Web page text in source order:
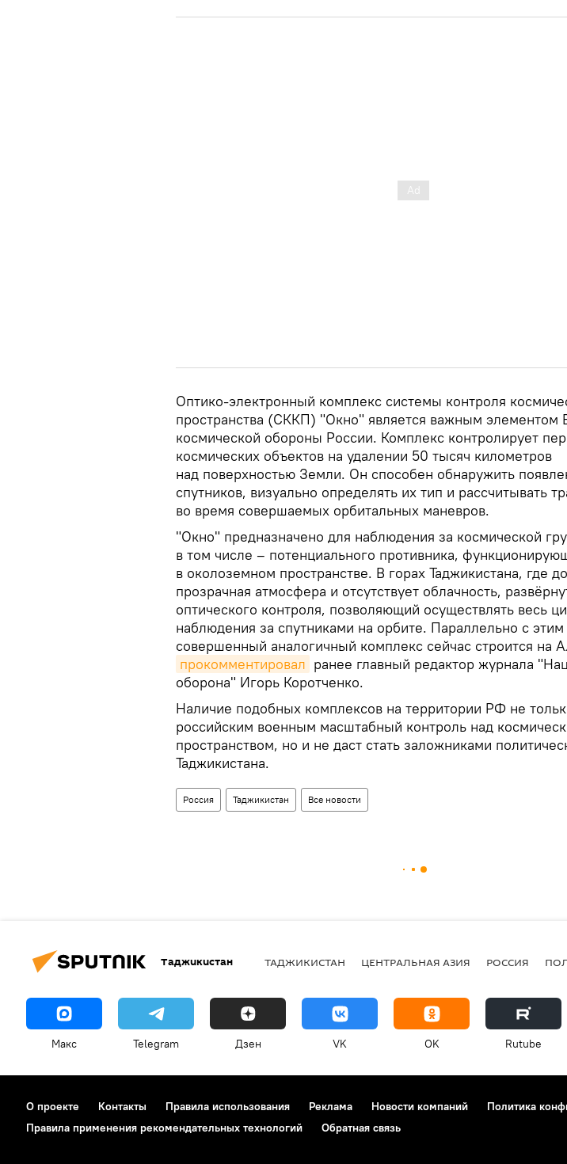
Оптико-электронный комплекс системы контроля
пространства (СККП) "Окно" является важным элементом
космической обороны России. Комплекс контролирует
космических объектов на удалении 50 тысяч километров
над поверхностью Земли. Он способен обнаружить
спутников, визуально определять их тип и рассчитывать
во время совершаемых орбитальных маневров.
"Окно" предназначено для наблюдения за космической
в том числе – потенциального противника,
в околоземном пространстве. В горах Таджикистана, где
прозрачная атмосфера и отсутствует облачность,
оптического контроля, позволяющий осуществлять весь
наблюдения за спутниками на орбите. Параллельно с
совершенный аналогичный комплекс сейчас строится на
прокомментировал ранее главный редактор журнала
оборона" Игорь Коротченко.
Наличие подобных комплексов на территории РФ не
российским военным масштабный контроль над
пространством, но и не даст стать заложниками
Таджикистана.
Россия Таджикистан Все новости
Таджикистан ТАДЖИКИСТАН ЦЕНТРАЛЬНАЯ АЗИЯ РОССИЯ
Макс Telegram Дзен VK OK Rutube
О проекте Контакты Правила использования Реклама Новости компаний Политика
Правила применения рекомендательных технологий
Обратная связь